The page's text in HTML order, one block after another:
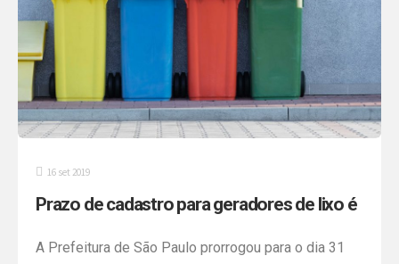
pública após autorização […]
16 set 2019
Prazo de cadastro para geradores de lixo é
A Prefeitura de São Paulo prorrogou para o dia 31